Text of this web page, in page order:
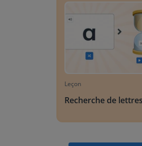
Leçon
Recherche de lettres